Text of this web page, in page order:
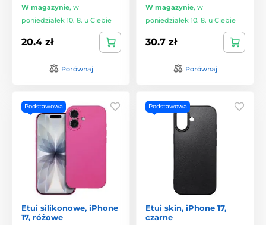
W magazynie, w
poniedziałek 10. 8. u Ciebie
20.4 zł
Porównaj
W magazynie, w
poniedziałek 10. 8. u Ciebie
30.7 zł
Porównaj
Podstawowa
Etui silikonowe, iPhone
17, różowe
Podstawowa
Etui skin, iPhone 17,
czarne